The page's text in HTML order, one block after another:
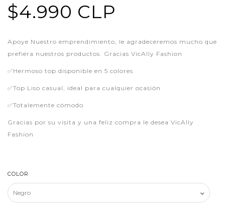
$4.990 CLP
Apoye Nuestro emprendimiento, le agradeceremos mucho que
prefiera nuestros productos. Gracias VicAlly Fashion
✅Hermoso top disponible en 5 colores
✅Top Liso casual, ideal para cualquier ocasión
✅Totalemente cómodo
Gracias por su visita y una feliz compra le desea VicAlly
Fashion
COLOR